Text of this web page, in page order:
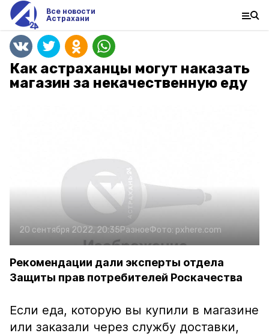
Все новости
Астрахани
Как астраханцы могут наказать
магазин за некачественную еду
20 сентября 2022, 20:35РазноеФото: pxhere.com
Рекомендации дали эксперты отдела
Защиты прав потребителей Роскачества
Если еда, которую вы купили в магазине
или заказали через службу доставки,